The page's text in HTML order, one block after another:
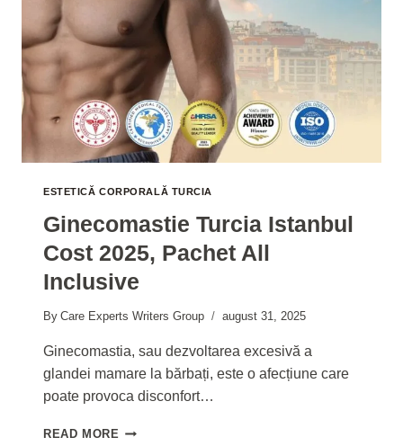
ESTETICĂ CORPORALĂ TURCIA
Ginecomastie Turcia Istanbul
Cost 2025, Pachet All
Inclusive
By Care Experts Writers Group august 31, 2025
Ginecomastia, sau dezvoltarea excesivă a
glandei mamare la bărbați, este o afecțiune care
poate provoca disconfort…
READ MORE GINECOMASTIE